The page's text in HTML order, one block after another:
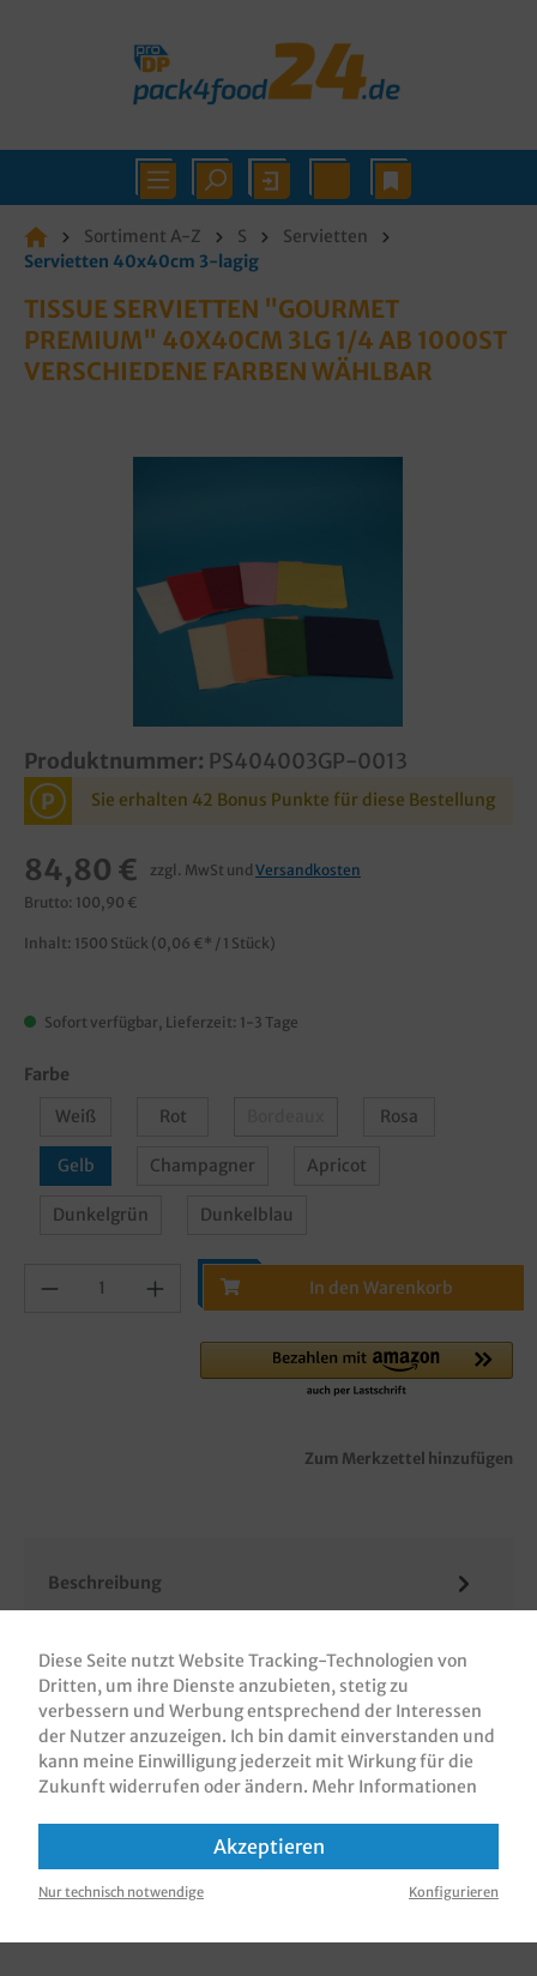
Sortiment A-Z S
Servietten
Servietten 40x40cm 3-lagig
TISSUE SERVIETTEN "GOURMET
PREMIUM" 40X40CM 3LG 1/4 AB 1000ST
VERSCHIEDENE FARBEN WÄHLBAR
Produktnummer: PS404003GP-0013
P Sie erhalten 42 Bonus Punkte für diese Bestellung
84,80 € zzgl. MwSt und Versandkosten
Brutto: 100,90 €
Inhalt: 1500 Stück (0,06 €* / 1 Stück)
Sofort verfügbar, Lieferzeit: 1-3 Tage
Farbe
Weiß
Rot Rosa
Gelb Champagner Apricot
Dunkelgrün Dunkelblau
In den Warenkorb
Zum Merkzettel hinzufügen
Beschreibung
Gourmet Premium, 40x40cm, 3 Lagen, 1/4 Fa… Mehr
Bewertungen
Informationen zur Produktsicherheit
Diese Seite nutzt Website Tracking-Technologien von
Dritten, um ihre Dienste anzubieten, stetig zu
verbessern und Werbung entsprechend der Interessen
der Nutzer anzuzeigen. Ich bin damit einverstanden und
kann meine Einwilligung jederzeit mit Wirkung für die
Zukunft widerrufen oder ändern. Mehr Informationen
Akzeptieren
Nur technisch notwendige Konfigurieren